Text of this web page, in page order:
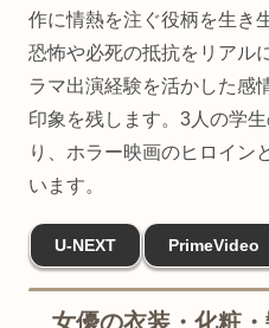
作に情熱を注ぐ役柄を生き
恐怖や必死の抵抗をリアル
ラマ出演経験を活かした感
印象を残します。3人の学
り、ホラー映画のヒロイン
います。
U-NEXT PrimeVideo
女優の衣装・化粧